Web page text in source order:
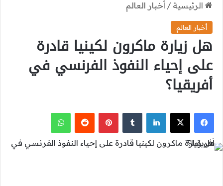
الرئيسية / أخبار العالم
أخبار العالم
هل زيارة ماكرون لكينيا قادرة
على إحياء النفوذ الفرنسي في
أفريقيا؟
فيسبوك
‫X لينكدإن بينتيريست واتساب